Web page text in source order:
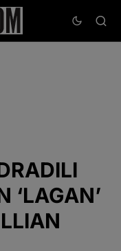
‘LAGAN’